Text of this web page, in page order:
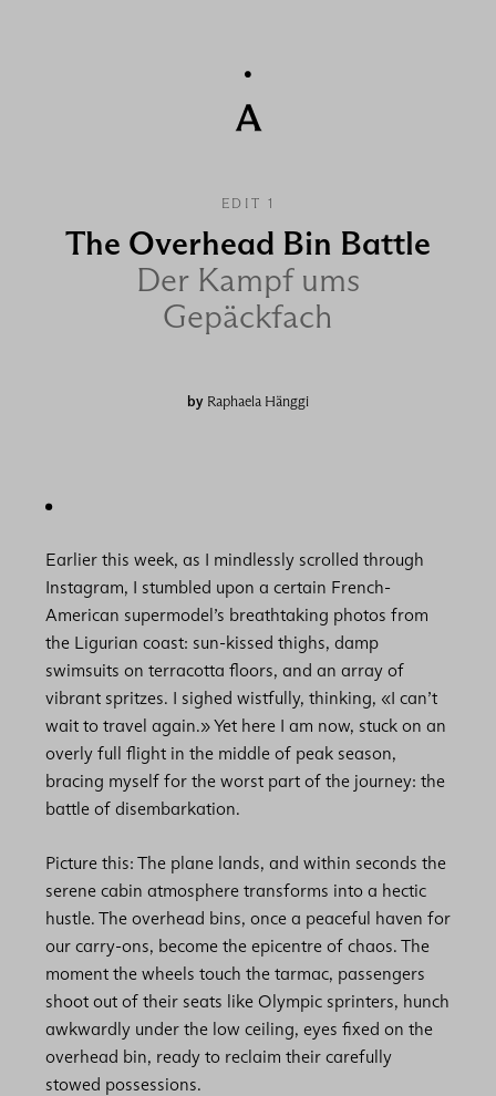
EDIT 1
The Overhead Bin Battle
Der Kampf ums
Gepäckfach
by Raphaela Hänggi
Earlier this week, as I mindlessly scrolled through
Instagram, I stumbled upon a certain French-
American supermodel’s breathtaking photos from
the Ligurian coast: sun-kissed thighs, damp
swimsuits on terracotta floors, and an array of
vibrant spritzes. I sighed wistfully, thinking, «I can’t
wait to travel again.» Yet here I am now, stuck on an
overly full flight in the middle of peak season,
bracing myself for the worst part of the journey: the
battle of disembarkation.
Picture this: The plane lands, and within seconds the
serene cabin atmosphere transforms into a hectic
hustle. The overhead bins, once a peaceful haven for
our carry-ons, become the epicentre of chaos. The
moment the wheels touch the tarmac, passengers
shoot out of their seats like Olympic sprinters, hunch
awkwardly under the low ceiling, eyes fixed on the
overhead bin, ready to reclaim their carefully
stowed possessions.